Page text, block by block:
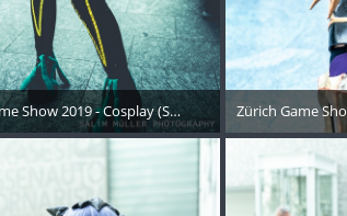
Show 2019 - Cosplay (Samstag) - 145
Oktober 2019
Zürich Game
21.